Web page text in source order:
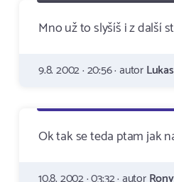
Mno už to slyšíš i z další
9.8. 2002 · 20:56 · autor
Ok tak se teda ptam jak